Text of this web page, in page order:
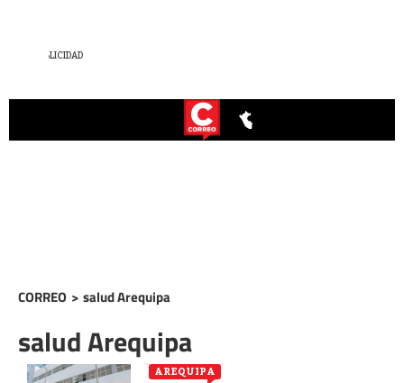
CORREO > salud Arequipa
salud Arequipa
AREQUIPA